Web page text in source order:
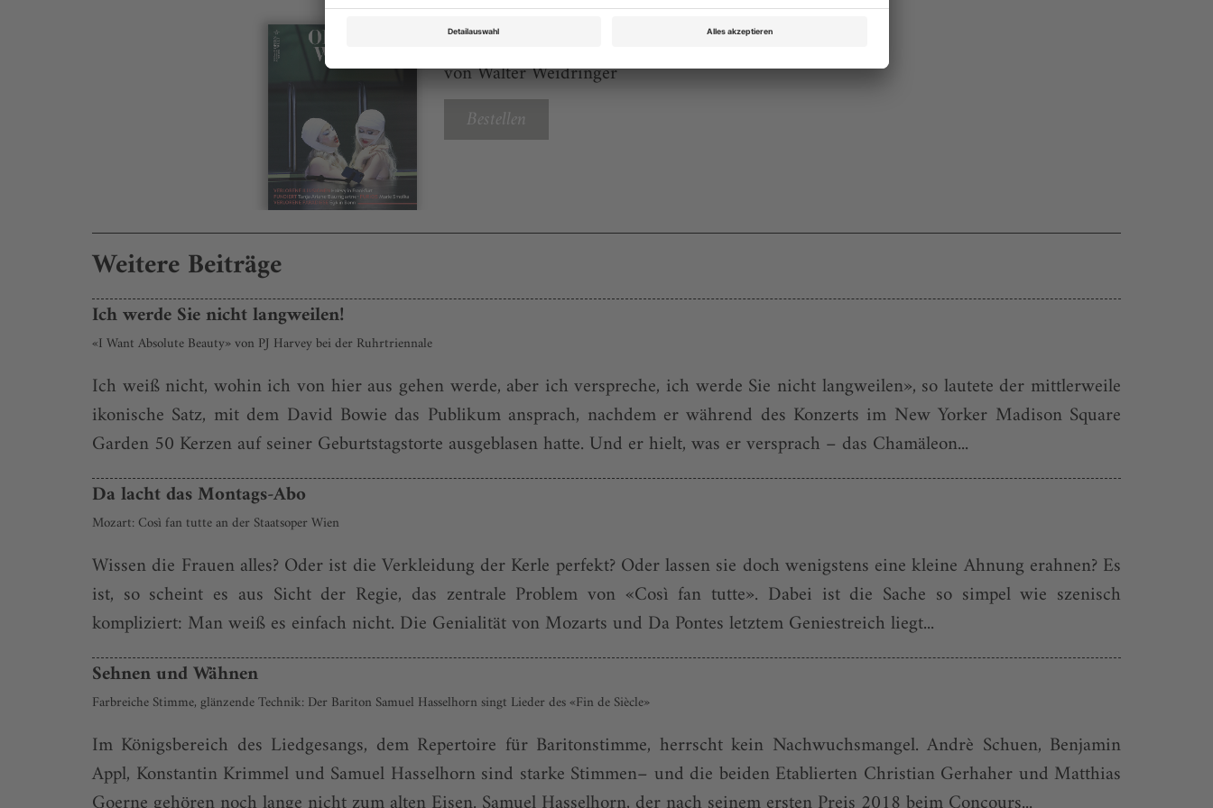
Opernwelt August 2024
von Walter Weidringer
Bestellen
Weitere Beiträge
Ich werde Sie nicht langweilen!
«I Want Absolute Beauty» von PJ Harvey bei der Ruhrtriennale
Ich weiß nicht, wohin ich von hier aus gehen werde, aber ich verspreche, ich werde Sie nicht langweilen», so lautete der mittlerweile
ikonische Satz, mit dem David Bowie das Publikum ansprach, nachdem er während des Konzerts im New Yorker Madison Square
Garden 50 Kerzen auf seiner Geburtstagstorte ausgeblasen hatte. Und er hielt, was er versprach – das Chamäleon...
Da lacht das Montags-Abo
Mozart: Così fan tutte an der Staatsoper Wien
Wissen die Frauen alles? Oder ist die Verkleidung der Kerle perfekt? Oder lassen sie doch wenigstens eine kleine Ahnung erahnen? Es
ist, so scheint es aus Sicht der Regie, das zentrale Problem von «Così fan tutte». Dabei ist die Sache so simpel wie szenisch
kompliziert: Man weiß es einfach nicht. Die Genialität von Mozarts und Da Pontes letztem Geniestreich liegt...
Sehnen und Wähnen
Farbreiche Stimme, glänzende Technik: Der Bariton Samuel Hasselhorn singt Lieder des «Fin de Siècle»
Im Königsbereich des Liedgesangs, dem Repertoire für Baritonstimme, herrscht kein Nachwuchsmangel. Andrè Schuen, Benjamin
Appl, Konstantin Krimmel und Samuel Hasselhorn sind starke Stimmen– und die beiden Etablierten Christian Gerhaher und Matthias